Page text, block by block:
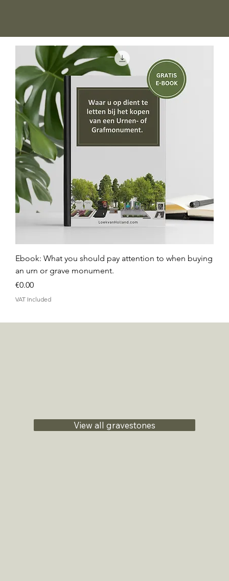
Ebook: What you should pay attention to when buying
an urn or grave monument.
Price
€0.00
VAT Included
View all gravestones